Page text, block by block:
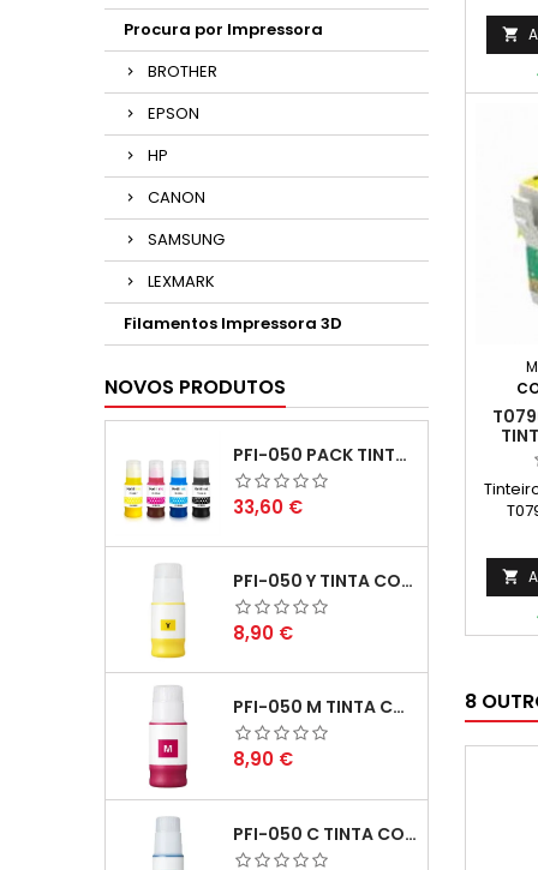
Procura por Impressora
BROTHER
EPSON
HP
CANON
SAMSUNG
LEXMARK
Filamentos Impressora 3D
NOVOS PRODUTOS
PFI-050 PACK TINTAS COMPATIVEIS
Preço
33,60 €
PFI-050 Y TINTA COMPATÍVEL AMARELO
Preço
8,90 €
PFI-050 M TINTA COMPATÍVEL MAGENTA
Preço
8,90 €
PFI-050 C TINTA COMPATÍVEL CIANO


8